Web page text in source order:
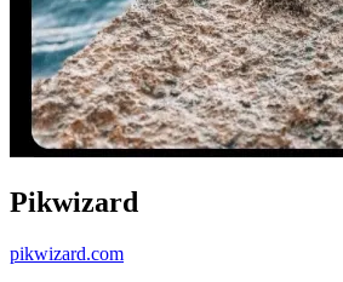
Pikwizard
pikwizard.com